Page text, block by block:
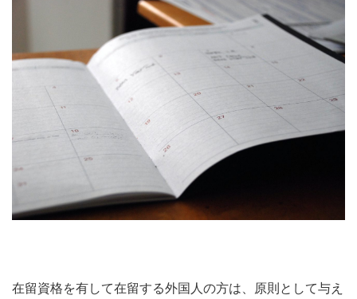
在留資格を有して在留する外国人の方は、原則として与え